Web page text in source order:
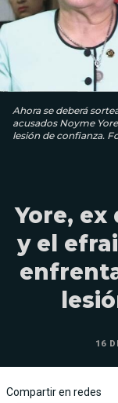
Ahora se deberá
acusados Noyme
lesión de confianza.
Yore,
y el
16
Compartir en redes